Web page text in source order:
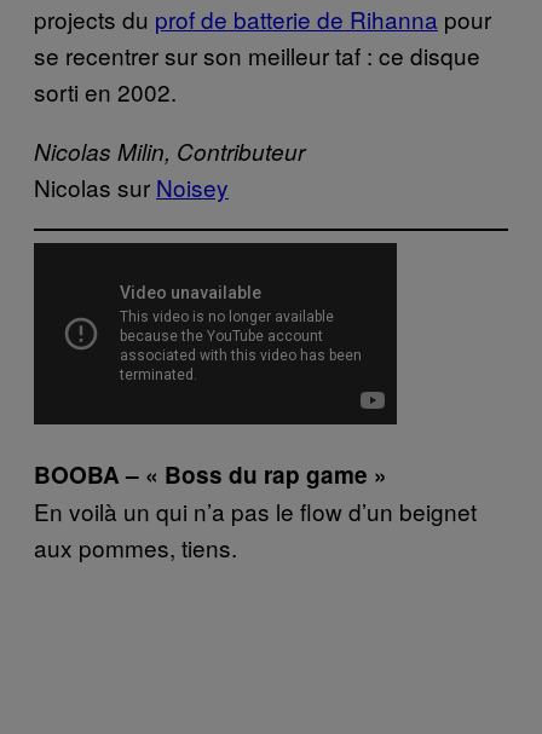
projects du prof de batterie de Rihanna pour
se recentrer sur son meilleur taf : ce disque
sorti en 2002.
Nicolas Milin, Contributeur
Nicolas sur Noisey
BOOBA – « Boss du rap game »
En voilà un qui n’a pas le flow d’un beignet
aux pommes, tiens.